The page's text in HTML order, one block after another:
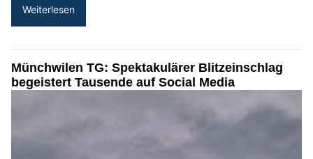
Weiterlesen
Münchwilen TG: Spektakulärer Blitzeinschlag
begeistert Tausende auf Social Media